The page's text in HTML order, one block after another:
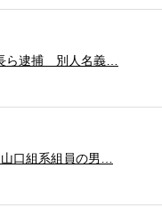
ら逮捕 別人名義…
口組系組員の男…